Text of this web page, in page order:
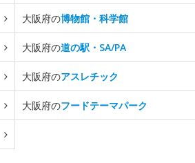
大阪府の博物館・科学館
大阪府の道の駅・SA/PA
大阪府のアスレチック
大阪府のフードテーマパーク